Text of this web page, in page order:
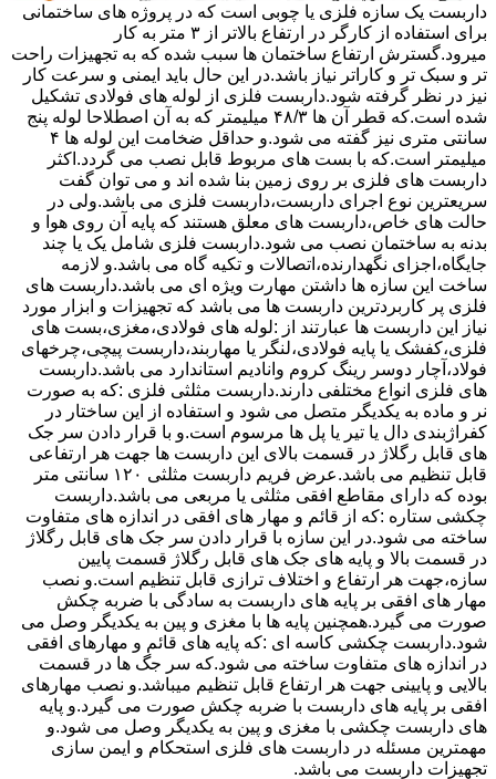
داربست یک سازه فلزی یا چوبی است که در پروژه های ساختمانی
برای استفاده از کارگر در ارتفاع بالاتر از ۳ متر به کار
میرود.گسترش ارتفاع ساختمان ها سبب شده که به تجهیزات راحت
تر و سبک تر و کاراتر نیاز باشد.در این حال باید ایمنی و سرعت کار
نیز در نظر گرفته شود.داربست فلزی از لوله های فولادی تشکیل
شده است.که قطر آن ها ۴۸/۳ میلیمتر که به آن اصطلاحا لوله پنج
سانتی متری نیز گفته می شود.و حداقل ضخامت این لوله ها ۴
میلیمتر است.که با بست های مربوط قابل نصب می گردد.اکثر
داربست های فلزی بر روی زمین بنا شده اند و می توان گفت
سریعترین نوع اجرای داربست،داربست فلزی می باشد.ولی در
حالت های خاص،داربست های معلق هستند که پایه آن روی هوا و
بدنه به ساختمان نصب می شود.داربست فلزی شامل یک یا چند
جایگاه،اجزای نگهدارنده،اتصالات و تکیه گاه می باشد.و لازمه
ساخت این سازه ها داشتن مهارت ویژه ای می باشد.داربست های
فلزی پر کاربردترین داربست ها می باشد که تجهیزات و ابزار مورد
نیاز این داربست ها عبارتند از :لوله های فولادی،مغزی،بست های
فلزی،کفشک یا پایه فولادی،لنگر یا مهاربند،داربست پیچی،چرخهای
فولاد،آچار دوسر رینگ کروم وانادیم استاندارد می باشد.داربست
های فلزی انواع مختلفی دارند.داربست مثلثی فلزی :که به صورت
نر و ماده به یکدیگر متصل می شود و استفاده از این ساختار در
کفراژبندی دال یا تیر یا پل ها مرسوم است.و با قرار دادن سر جک
های قابل رگلاژ در قسمت بالای این داربست ها جهت هر ارتفاعی
قابل تنظیم می باشد.عرض فریم داربست مثلثی ۱۲۰ سانتی متر
بوده که دارای مقاطع افقی مثلثی یا مربعی می باشد.داربست
چکشی ستاره :که از قائم و مهار های افقی در اندازه های متفاوت
ساخته می شود.در این سازه با قرار دادن سر جک های قابل رگلاژ
در قسمت بالا و پایه های جک های قابل رگلاژ قسمت پایین
سازه،جهت هر ارتفاع و اختلاف ترازی قابل تنظیم است.و نصب
مهار های افقی بر پایه های داربست به سادگی با ضربه چکش
صورت می گیرد.همچنین پایه ها با مغزی و پین به یکدیگر وصل می
شود.داربست چکشی کاسه ای :که پایه های قائم و مهارهای افقی
در اندازه های متفاوت ساخته می شود.که سر جگ ها در قسمت
بالایی و پایینی جهت هر ارتفاع قابل تنظیم میباشد.و نصب مهارهای
افقی بر پایه های داربست با ضربه چکش صورت می گیرد.و پایه
های داربست چکشی با مغزی و پین به یکدیگر وصل می شود.و
مهمترین مسئله در داربست های فلزی استحکام و ایمن سازی
تجهیزات داربست می باشد.